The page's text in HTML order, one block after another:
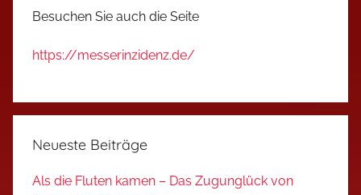
Besuchen Sie auch die Seite
https://messerinzidenz.de/
Neueste Beiträge
Als die Fluten kamen – Das Zugunglück von